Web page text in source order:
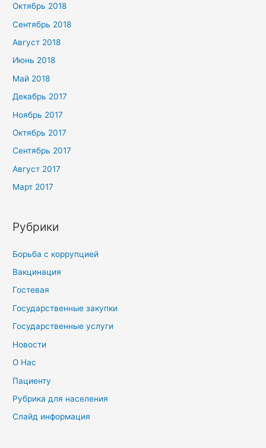
Октябрь 2018
Сентябрь 2018
Август 2018
Июнь 2018
Май 2018
Декабрь 2017
Ноябрь 2017
Октябрь 2017
Сентябрь 2017
Август 2017
Март 2017
Рубрики
Борьба с коррупцией
Вакцинация
Гостевая
Государственные закупки
Государственные услуги
Новости
О Нас
Пациенту
Рубрика для населения
Слайд информация